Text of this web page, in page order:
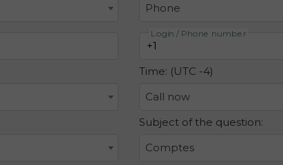
Phone
Login / Phone number
Time: (UTC -4)
Call now
Subject of the question:
Comptes